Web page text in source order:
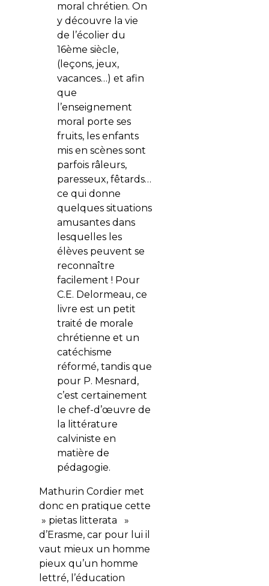
moral chrétien. On
y découvre la vie
de l’écolier du
16ème siècle,
(leçons, jeux,
vacances…) et afin
que
l’enseignement
moral porte ses
fruits, les enfants
mis en scènes sont
parfois râleurs,
paresseux, fêtards…
ce qui donne
quelques situations
amusantes dans
lesquelles les
élèves peuvent se
reconnaître
facilement ! Pour
C.E. Delormeau, ce
livre est un petit
traité de morale
chrétienne et un
catéchisme
réformé, tandis que
pour P. Mesnard,
c’est certainement
le chef-d’œuvre de
la littérature
calviniste en
matière de
pédagogie.
Mathurin Cordier met
donc en pratique cette
» pietas litterata »
d’Erasme, car pour lui il
vaut mieux un homme
pieux qu’un homme
lettré, l’éducation